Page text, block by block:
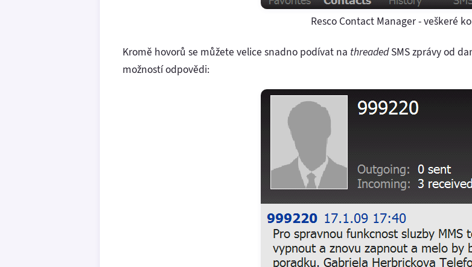
Resco Contact Manager - veškeré
Kromě hovorů se můžete velice snadno podívat na threadedSMS zprávy od
možností odpovědi: